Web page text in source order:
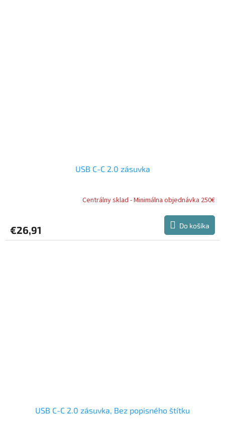
USB C-C 2.0 zásuvka
Centrálny sklad - Minimálna objednávka 250€
€26,91 Do košíka
USB C-C 2.0 zásuvka, Bez popisného štítku